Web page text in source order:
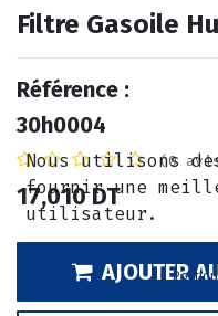
Filtre Gasoile
Référence :
30h0004
(0
17,010DT
AJOUTER
Nous utilisons
fournir une
utilisateur.